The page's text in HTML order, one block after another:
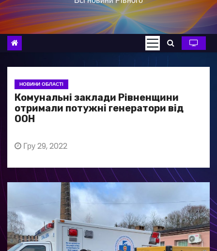
о
в
НОВИНИ ОБЛАСТІ
Комунальні заклади Рівненщини
отримали потужні генератори від
ООН
Гру 29, 2022